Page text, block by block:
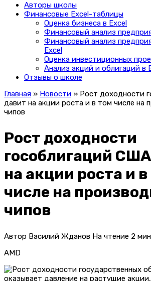
Авторы школы
Финансовые Excel-таблицы
Оценка бизнеса в Excel
Финансовый анализ
Финансовый анализ
Excel
Оценка инвестиционных
Анализ акций и облигаций в
Отзывы о школе
Главная » Новости » Рост доходности
давит на акции роста и в том числе на
чипов
Рост доходности
гособлигаций
на акции роста и
числе на
чипов
Автор Василий Жданов На чтение 2 мин
AMD